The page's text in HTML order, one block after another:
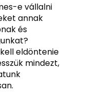
e vállalni
annak
és
eldöntenie
mindezt,